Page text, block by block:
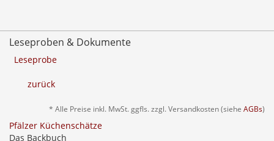
Leseproben & Dokumente
Leseprobe
zurück
* Alle Preise inkl. MwSt. ggfls. zzgl. Versandkosten (siehe AGBs)
Pfälzer Küchenschätze
Das Backbuch